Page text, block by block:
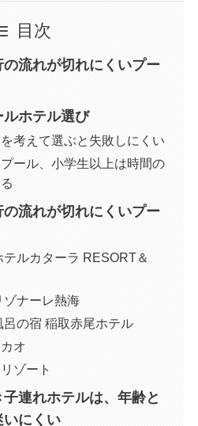
目次
流れが切れにくいプー
ホテル選び
考えて選ぶと失敗しにくい
ール、小学生以上は時間の
流れが切れにくいプー
ルカターラ RESORT＆
ゾナーレ熱海
の宿 稲取赤尾ホテル
オ
ゾート
連れホテルは、年齢と
いにくい